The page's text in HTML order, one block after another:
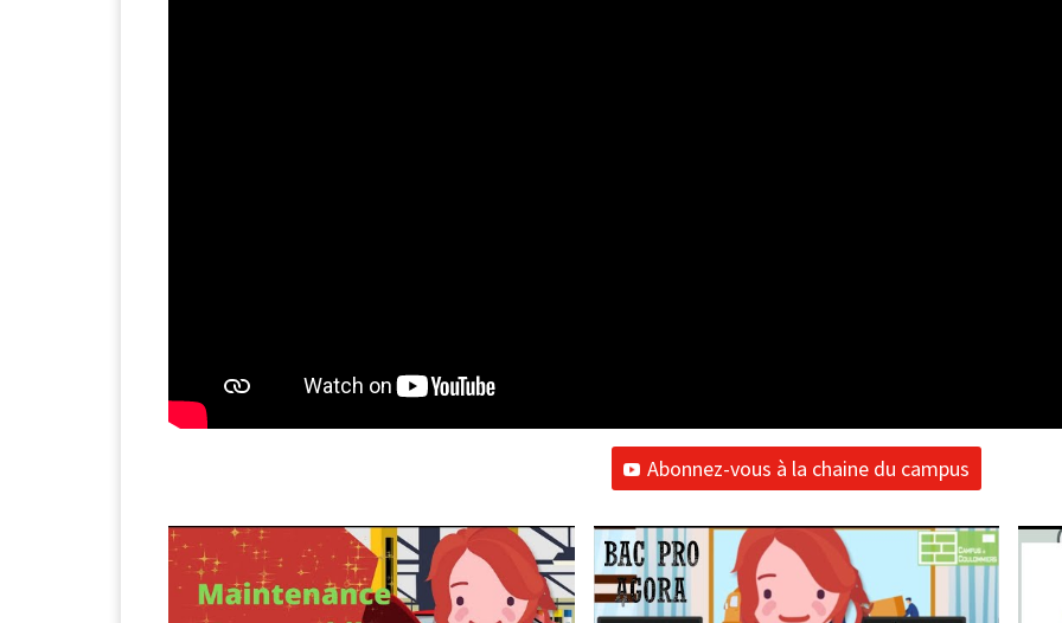
Abonnez-vous à la chaine du campus